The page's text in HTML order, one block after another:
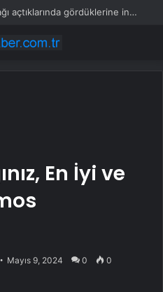
Uçakta dehşet anları: Kapağı açtıklarında gördüklerine inanamadılar
En İyi ve
Mayıs 9, 2024 0 0